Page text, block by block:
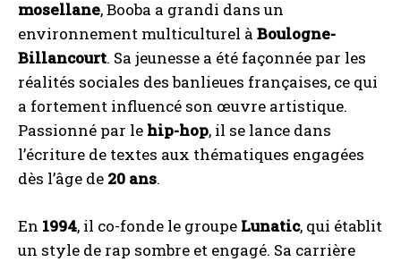
mosellane, Booba a grandi dans un
environnement multiculturel à Boulogne-
Billancourt. Sa jeunesse a été façonnée par les
réalités sociales des banlieues françaises, ce qui
a fortement influencé son œuvre artistique.
Passionné par le hip-hop, il se lance dans
l’écriture de textes aux thématiques engagées
dès l’âge de 20 ans.
En 1994, il co-fonde le groupe Lunatic, qui établit
un style de rap sombre et engagé. Sa carrière